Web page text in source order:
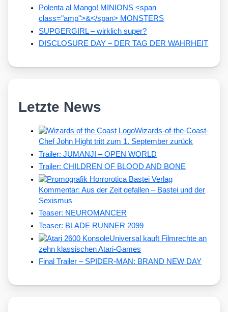
Polenta al Mango! MINIONS <span
class="amp">&</span> MONSTERS
SUPGERGIRL – wirklich super?
DISCLOSURE DAY – DER TAG DER WAHRHEIT
Letzte News
Wizards-of-the-Coast-
Chef John Hight tritt zum 1. September zurück
Trailer: JUMANJI – OPEN WORLD
Trailer: CHILDREN OF BLOOD AND BONE
Kommentar: Aus der Zeit gefallen – Bastei und der
Sexismus
Teaser: NEUROMANCER
Teaser: BLADE RUNNER 2099
Universal kauft Filmrechte an
zehn klassischen Atari-Games
Final Trailer – SPIDER-MAN: BRAND NEW DAY